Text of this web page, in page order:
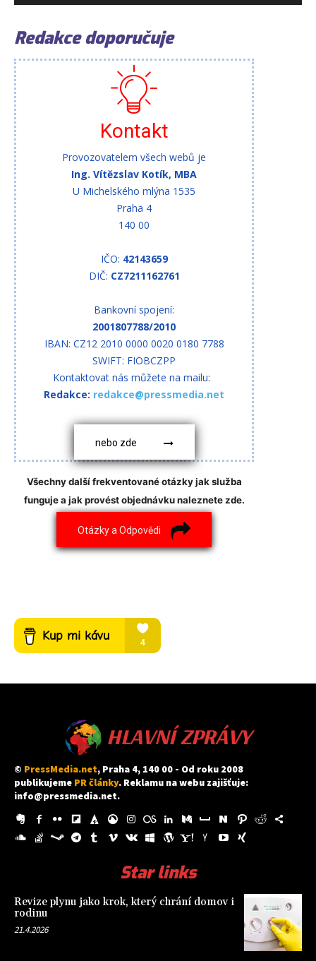
Redakce doporučuje
Kontakt
Provozovatelem všech webů je
Ing. Vítězslav Kotík, MBA
U Michelského mlýna 1535
Praha 4
140 00
IČO: 42143659
DIČ: CZ7211162761
Bankovní spojení:
2001807788/2010
IBAN: CZ12 2010 0000 0020 0180 7788
SWIFT: FIOBCZPP
Kontaktovat nás můžete na mailu:
Redakce: redakce@pressmedia.net
nebo zde
Všechny další frekventované otázky jak služba
funguje a jak provést objednávku naleznete zde.
Otázky a Odpovědi
HLAVNÍ ZPRÁVY
© PressMedia.net, Praha 4, 140 00 - Od roku 2008
publikujeme PR články. Reklamu na webu zajišťuje:
info@pressmedia.net.
Star links
Revize plynu jako krok, který chrání domov i
rodinu
21.4.2026